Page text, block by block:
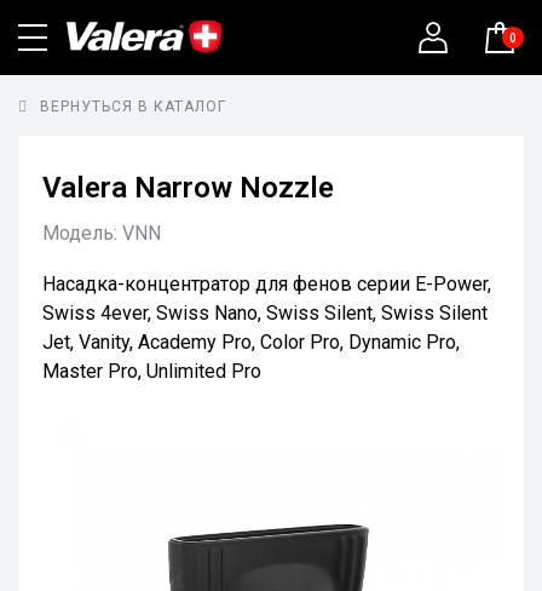
0
ВЕРНУТЬСЯ В КАТАЛОГ
Valera Narrow Nozzle
Модель: VNN
Насадка-концентратор для фенов серии E-Power,
Swiss 4ever, Swiss Nano, Swiss Silent, Swiss Silent
Jet, Vanity, Academy Pro, Color Pro, Dynamic Pro,
Master Pro, Unlimited Pro